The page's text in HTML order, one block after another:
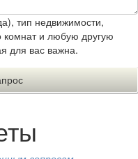
тип недвижимости,
и любую другую
для вас важна.